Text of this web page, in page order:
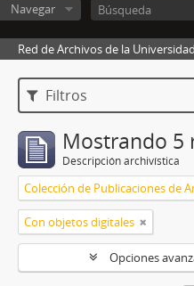
Navegar
Red de Archivos de la
Filtros
Mostrando 5
Descripción archivística
Con objetos digitales
Opciones